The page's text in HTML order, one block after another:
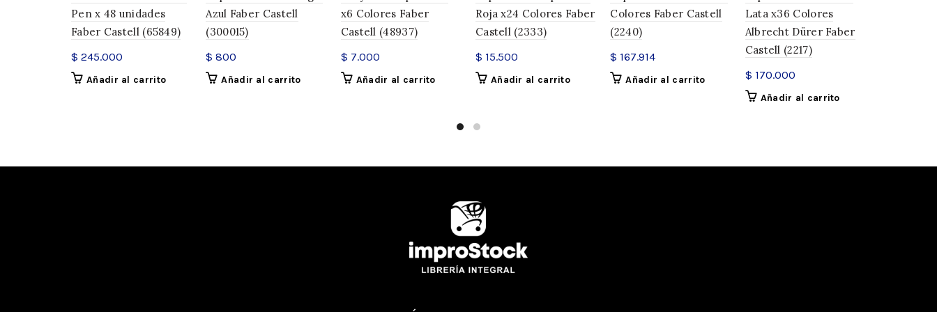
Compartir
Pen x 48 unidades
Faber Castell (65849)
$ 245.000
Añadir al carrito
Azul Faber Castell
(300015)
$ 800
Añadir al carrito
x6 Colores Faber
Castell (48937)
$ 7.000
Añadir al carrito
Roja x24 Colores Faber
Castell (2333)
$ 15.500
Añadir al carrito
Colores Faber Castell
(2240)
$ 167.914
Añadir al carrito
Lata x36 Colores
Albrecht Dürer Faber
Castell (2217)
$ 170.000
Añadir al carrito